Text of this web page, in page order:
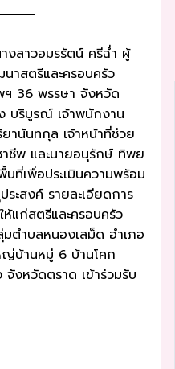
สาวอมรรัตน์ ศรีฉ่ำ ผู้
าสตรีและครอบครัว
ฯ 36 พรรษา จังหวัด
บริบูรณ์ เจ้าพนักงาน
นันทกุล เจ้าหน้าที่ช่วย
ชีพ และนายอนุรักษ์ ทิพย
เพื่อประเมินความพร้อม
ะสงค์ รายละเอียดการ
ห้แก่สตรีและครอบครัว
ตำบลหนองเสม็ด อำเภอ
ญ่บ้านหมู่ 6 บ้านโคก
งหวัดตราด เข้าร่วมรับ